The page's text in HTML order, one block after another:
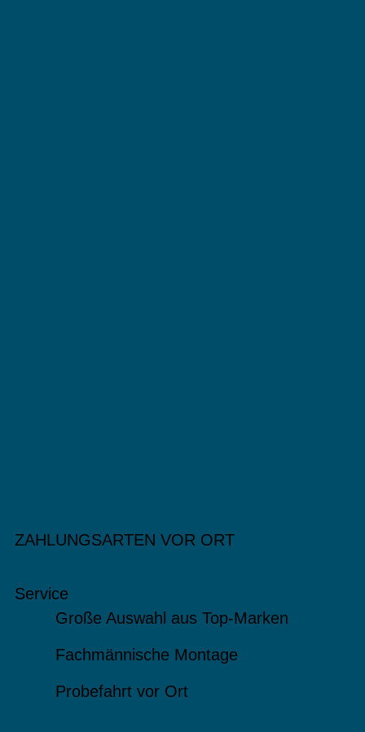
ZAHLUNGSARTEN VOR ORT
Service
Große Auswahl aus Top-Marken
Fachmännische Montage
Probefahrt vor Ort